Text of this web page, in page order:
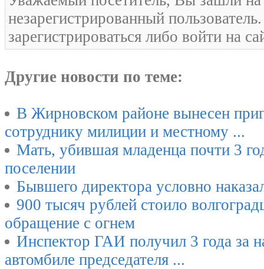
незарегистрированный
зарегистрироваться либо войти на
Другие новости по теме:
В Жирновском районе вынесен
сотруднику милиции и местному ...
Мать, убившая младенца почти 3
поселении
Бывшего директора условно
900 тысяч рублей стоило
обращение с огнем
Инспектор ГАИ получил 3 года за
автомбиле председателя ...